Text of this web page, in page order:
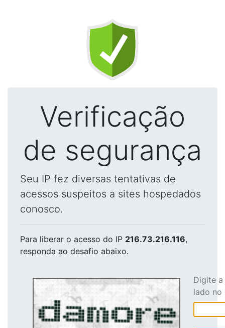
Verificação
de segurança
Seu IP fez diversas tentativas de
acessos suspeitos a sites hospedados
conosco.
Para liberar o acesso do IP 216.73.216.116,
responda ao desafio abaixo.
Digite
lado no